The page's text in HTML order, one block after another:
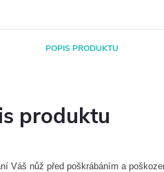
POPIS PRODUKTU
produktu
Váš nůž před poškrábáním a